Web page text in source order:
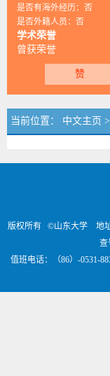
是否有海外经历：否
是否外籍人员：否
学术荣誉
曾获荣誉
赞
当前位置： 中文主页
版权所有 ©山东大学 地
查
值班电话：（86）-